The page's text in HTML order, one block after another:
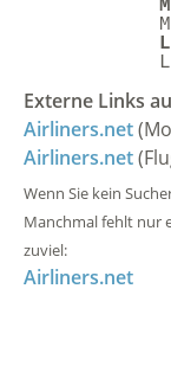
M
L
Externe Links
Airliners.net
Airliners.net
Wenn Sie kein
Manchmal fehlt nur
zuviel:
Airliners.net